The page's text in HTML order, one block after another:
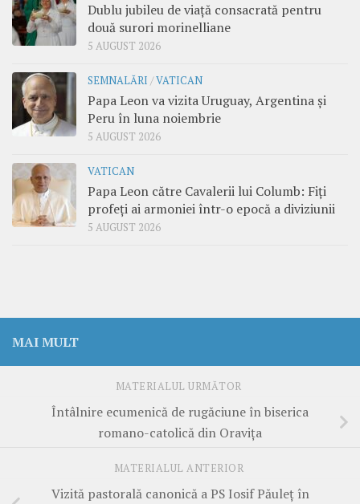
Dublu jubileu de viață consacrată pentru
două surori morinelliane
5 AUGUST 2026
SEMNALĂRI /VATICAN
Papa Leon va vizita Uruguay, Argentina și
Peru în luna noiembrie
5 AUGUST 2026
VATICAN
Papa Leon către Cavalerii lui Columb: Fiți
profeți ai armoniei într-o epocă a diviziunii
5 AUGUST 2026
MAI MULT
MATERIALUL URMĂTOR
Întâlnire ecumenică de rugăciune în biserica
romano-catolică din Oravița
MATERIALUL ANTERIOR
Vizită pastorală canonică a PS Iosif Păuleț în